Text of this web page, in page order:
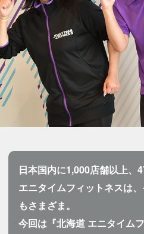
日本国内に1,000店舗以上、
エニタイムフィットネスは
もさまざま。
今回は『北海道 エニタイム